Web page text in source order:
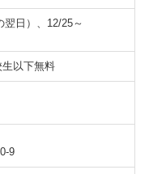
翌日）、12/25～
以下無料
9